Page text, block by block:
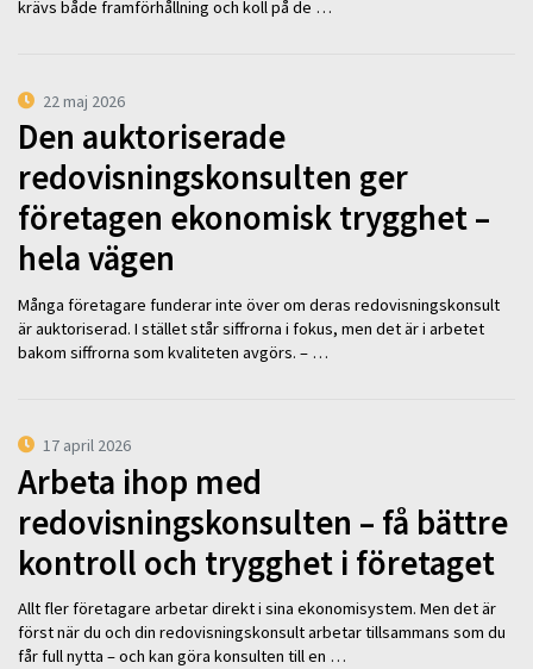
krävs både framförhållning och koll på de …
22 maj 2026
Den auktoriserade
redovisningskonsulten ger
företagen ekonomisk trygghet –
hela vägen
Många företagare funderar inte över om deras redovisningskonsult
är auktoriserad. I stället står siffrorna i fokus, men det är i arbetet
bakom siffrorna som kvaliteten avgörs. – …
17 april 2026
Arbeta ihop med
redovisningskonsulten – få bättre
kontroll och trygghet i företaget
Allt fler företagare arbetar direkt i sina ekonomisystem. Men det är
först när du och din redovisningskonsult arbetar tillsammans som du
får full nytta – och kan göra konsulten till en …